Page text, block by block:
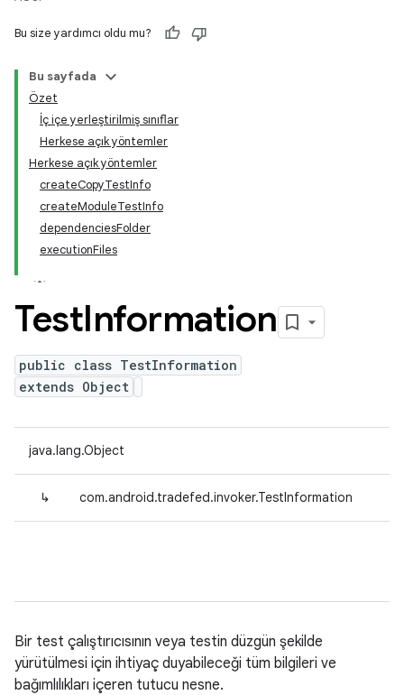
Bu size yardımcı oldu mu?
Bu sayfada
Özet
İç içe yerleştirilmiş sınıflar
Herkese açık yöntemler
Herkese açık yöntemler
createCopyTestInfo
createModuleTestInfo
dependenciesFolder
executionFiles
TestInformation
public class TestInformation
extends Object
java.lang.Object
↳ com.android.tradefed.invoker.TestInformation
Bir test çalıştırıcısının veya testin düzgün şekilde
yürütülmesi için ihtiyaç duyabileceği tüm bilgileri ve
bağımlılıkları içeren tutucu nesne.